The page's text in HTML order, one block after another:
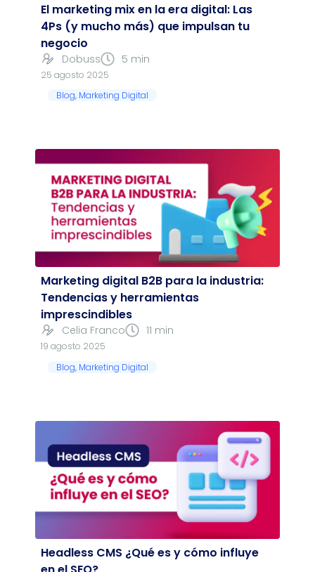
El marketing mix en la era digital: Las
4Ps (y mucho más) que impulsan tu
negocio
Dobuss 5 min
25 agosto 2025
Blog, Marketing Digital
Marketing digital B2B para la industria:
Tendencias y herramientas
imprescindibles
Celia Franco 11 min
19 agosto 2025
Blog, Marketing Digital
Headless CMS ¿Qué es y cómo influye